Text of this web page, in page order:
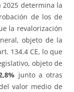
2025 determina la
de los de
la revalorización
objeto de la
134.4 CE, lo que
objeto de
junto a otras
valor medio de